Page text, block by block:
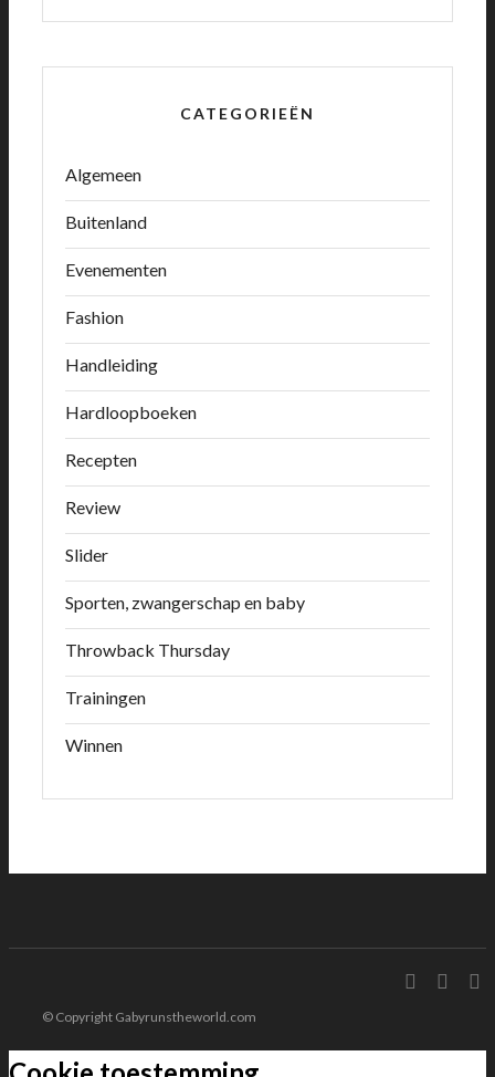
CATEGORIEËN
Algemeen
Buitenland
Evenementen
Fashion
Handleiding
Hardloopboeken
Recepten
Review
Slider
Sporten, zwangerschap en baby
Throwback Thursday
Trainingen
Winnen
© Copyright Gabyrunstheworld.com